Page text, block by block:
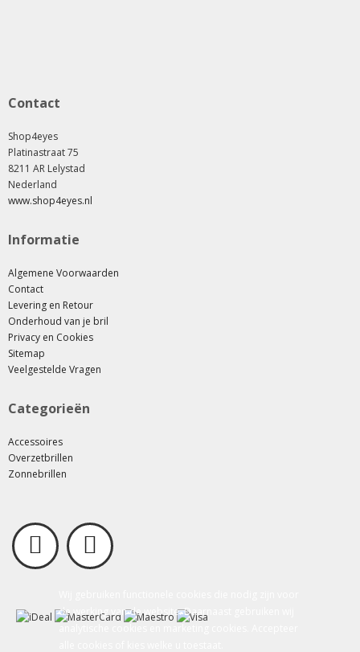
de werking van de website. Daarnaast gebruiken wij
Contact
Shop4eyes
Platinastraat 75
8211 AR Lelystad
Nederland
www.shop4eyes.nl
Informatie
Algemene Voorwaarden
Contact
Levering en Retour
Onderhoud van je bril
Privacy en Cookies
Sitemap
Veelgestelde Vragen
Categorieën
Accessoires
Overzetbrillen
Zonnebrillen